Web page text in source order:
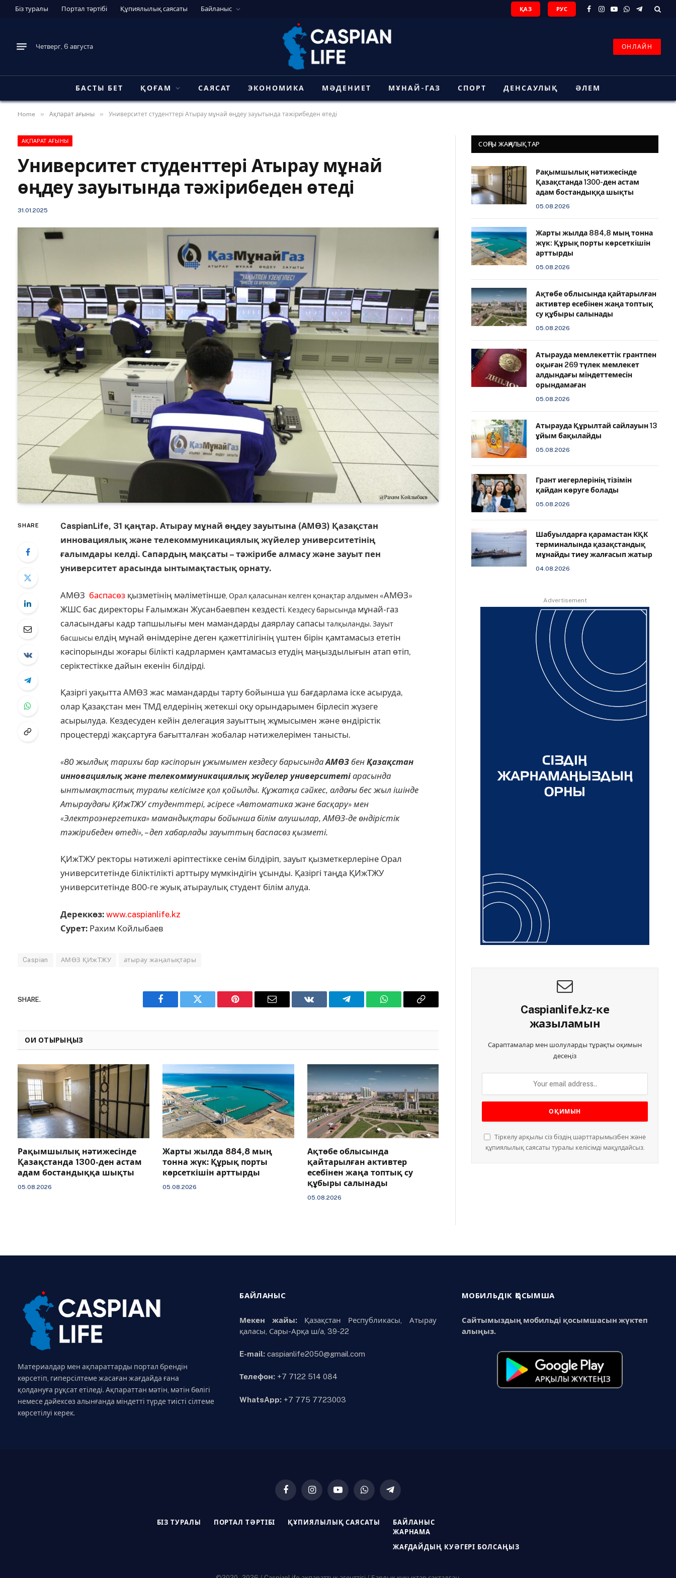
Біз туралы Портал тәртібі Құпиялылық саясаты Байланыс ҚАЗ РУС
Facebook
Instagram
YouTube
WhatsApp
Telegram
Четверг, 6 августа ОНЛАЙН
БАСТЫ БЕТ ҚОҒАМ САЯСАТ ЭКОНОМИКА МӘДЕНИЕТ МҰНАЙ-ГАЗ СПОРТ ДЕНСАУЛЫҚ ӘЛЕМ
Home » Ақпарат ағыны » Университет студенттері Атырау мұнай өңдеу зауытында тәжірибеден өтеді
АҚПАРАТ АҒЫНЫ
Университет студенттері Атырау мұнай
өңдеу зауытында тәжірибеден өтеді
31.01.2025
SHARE
CaspianLife, 31 қаңтар. Атырау мұнай өңдеу зауытына (АМӨЗ) Қазақстан
инновациялық және телекоммуникациялық жүйелер университетінің
ғалымдары келді. Сапардың мақсаты – тәжірибе алмасу және зауыт пен
университет арасында ынтымақтастық орнату.
АМӨЗ баспасөзқызметінің мәліметінше, Орал қаласынан келген қонақтар алдымен «АМӨЗ»
ЖШС бас директоры Ғалымжан Жусанбаевпен кездесті. Кездесу барысында мұнай-газ
саласындағы кадр тапшылығы мен мамандарды даярлау сапасы талқыланды. Зауыт
басшысы елдің мұнай өнімдеріне деген қажеттілігінің үштен бірін қамтамасыз ететін
кәсіпорынды жоғары білікті кадрлармен қамтамасыз етудің маңыздылығын атап өтіп,
серіктестікке дайын екенін білдірді.
Қазіргі уақытта АМӨЗ жас мамандарды тарту бойынша үш бағдарлама іске асыруда,
олар Қазақстан мен ТМД елдерінің жетекші оқу орындарымен бірлесіп жүзеге
асырылуда. Кездесуден кейін делегация зауыттың жұмысымен және өндірістік
процестерді жақсартуға бағытталған жобалар нәтижелерімен танысты.
«80 жылдық тарихы бар кәсіпорын ұжымымен кездесу барысындаАМӨЗбен Қазақстан
инновациялық және телекоммуникациялық жүйелер университетіарасында
ынтымақтастық туралы келісімге қол қойылды. Құжатқа сәйкес, алдағы бес жыл ішінде
Атыраудағы ҚИжТЖУ студенттері, әсіресе «Автоматика және басқару» мен
«Электроэнергетика» мамандықтары бойынша білім алушылар, АМӨЗ-де өндірістік
тәжірибеден өтеді», – деп хабарлады зауыттың баспасөз қызметі.
ҚИжТЖУ ректоры нәтижелі әріптестікке сенім білдіріп, зауыт қызметкерлеріне Орал
университетінде біліктілікті арттыру мүмкіндігін ұсынды. Қазіргі таңда ҚИжТЖУ
университетінде 800-ге жуық атыраулық студент білім алуда.
Дереккөз: www.caspianlife.kz
Сурет:Рахим Койлыбаев
Caspian АМӨЗ ҚИжТЖУ атырау жаңалықтары
SHARE.
Facebook Twitter Pinterest Email VKontakteTelegram WhatsAppCopy
ОҚИ ОТЫРЫҢЫЗ
Рақымшылық нәтижесінде
Қазақстанда 1300-ден астам
адам бостандыққа шықты
05.08.2026
Жарты жылда 884,8 мың
тонна жүк: Құрық порты
көрсеткішін арттырды
05.08.2026
Ақтөбе облысында
қайтарылған активтер
есебінен жаңа топтық су
құбыры салынады
05.08.2026
СОҢҒЫ ЖАҢАЛЫҚТАР
Рақымшылық нәтижесінде
Қазақстанда 1300-ден астам
адам бостандыққа шықты
05.08.2026
Жарты жылда 884,8 мың тонна
жүк: Құрық порты көрсеткішін
арттырды
05.08.2026
Ақтөбе облысында қайтарылған
активтер есебінен жаңа топтық
су құбыры салынады
05.08.2026
Атырауда мемлекеттік грантпен
оқыған 269 түлек мемлекет
алдындағы міндеттемесін
орындамаған
05.08.2026
Атырауда Құрылтай сайлауын 13
ұйым бақылайды
05.08.2026
Грант иегерлерінің тізімін
қайдан көруге болады
05.08.2026
Шабуылдарға қарамастан КҚК
терминалында қазақстандық
мұнайды тиеу жалғасып жатыр
04.08.2026
Advertisement
Caspianlife.kz-ке
жазыламын
Сараптамалар мен шолуларды тұрақты оқимын
десеңіз
Тіркелу арқылы сіз біздің шарттарымызбен және
құпиялылық саясаты туралы келісімді мақұлдайсыз.
Материалдар мен ақпараттарды портал брендін
көрсетіп, гиперсілтеме жасаған жағдайда ғана
қолдануға рұқсат етіледі. Ақпараттан мәтін, мәтін бөлігі
немесе дәйексөз алынғанда міндетті түрде тиісті сілтеме
көрсетілуі керек.
БАЙЛАНЫС
Мекен жайы:Қазақстан Республикасы, Атырау
қаласы, Сары-Арқа ш/а, 39-22
E-mail: caspianlife2050@gmail.com
Телефон: +7 7122 514 084
WhatsApp: +7 775 7723003
МОБИЛЬДІК ҚОСЫМША
Сайтымыздың мобильді қосымшасын жүктеп
алыңыз.
FacebookInstagramYouTubeWhatsAppTelegram
БІЗ ТУРАЛЫ ПОРТАЛ ТӘРТІБІ ҚҰПИЯЛЫЛЫҚ САЯСАТЫ
БАЙЛАНЫС
ЖАРНАМА
ЖАҒДАЙДЫҢ КУӘГЕРІ БОЛСАҢЫЗ